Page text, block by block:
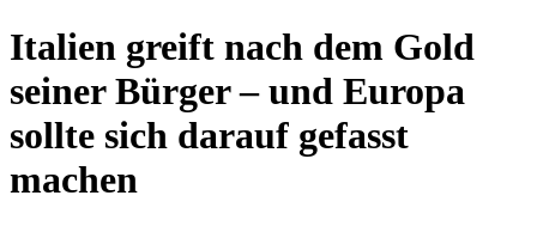
Italien greift nach dem Gold
seiner Bürger – und Europa
sollte sich darauf gefasst
machen